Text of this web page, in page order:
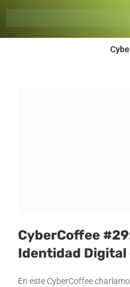
CyberCoffee
Identidad Digital
En este CyberCoffee